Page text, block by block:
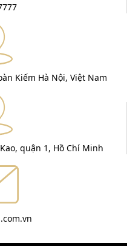
Kiếm Hà Nội, Việt Nam
quận 1, Hồ Chí Minh